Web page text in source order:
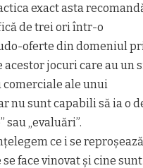
exact asta
de trei ori într-o
oferte din domeniul
jocuri care au un
comerciale ale unui
nu sunt capabili să ia o
sau „evaluări”.
ce i se
face vinovat și cine